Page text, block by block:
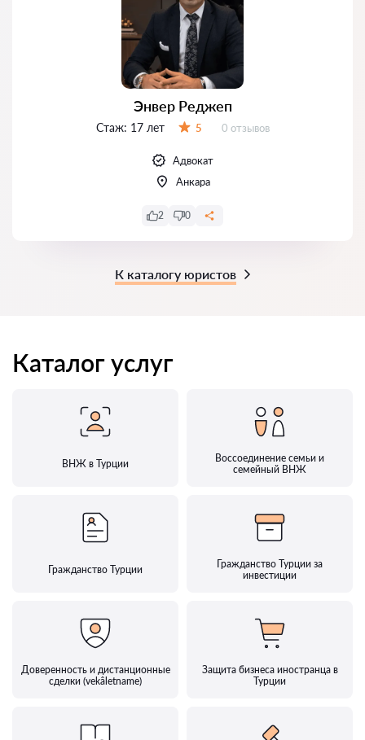
Энвер Реджеп
Стаж: 17 лет 5 Отзывов:
0 отзывов
Адвокат
Анкара
2 0
К каталогу юристов
Каталог услуг
ВНЖ в Турции
Воссоединение семьи и
семейный ВНЖ
Гражданство Турции
Гражданство Турции за
инвестиции
Доверенность и дистанционные
сделки (vekâletname)
Защита бизнеса иностранца в
Турции